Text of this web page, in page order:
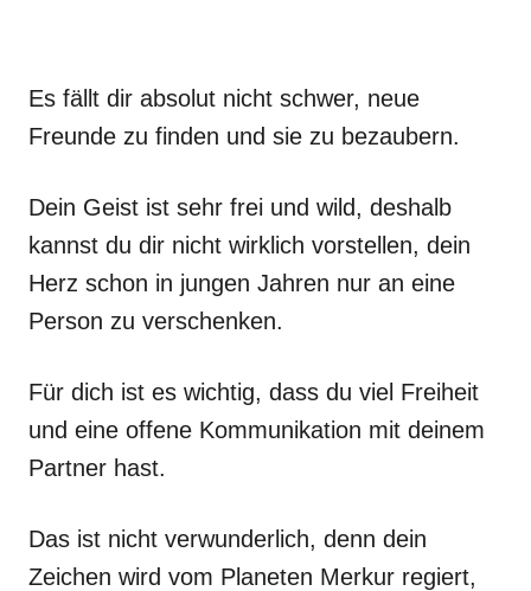
Es fällt dir absolut nicht schwer, neue
Freunde zu finden und sie zu bezaubern.
Dein Geist ist sehr frei und wild, deshalb
kannst du dir nicht wirklich vorstellen, dein
Herz schon in jungen Jahren nur an eine
Person zu verschenken.
Für dich ist es wichtig, dass du viel Freiheit
und eine offene Kommunikation mit deinem
Partner hast.
Das ist nicht verwunderlich, denn dein
Zeichen wird vom Planeten Merkur regiert,